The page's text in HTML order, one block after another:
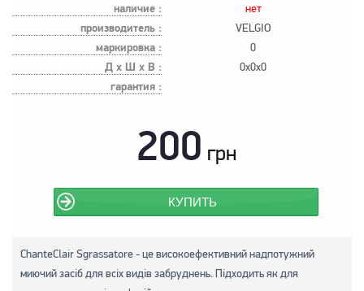
наличие : нет
производитель : VELGIO
маркировка : 0
Д х Ш х В : 0x0x0
гарантия :
200 грн
КУПИТЬ
ChanteClair Sgrassatore - це високоефективний надпотужний
миючий засіб для всіх видів забруднень. Підходить як для